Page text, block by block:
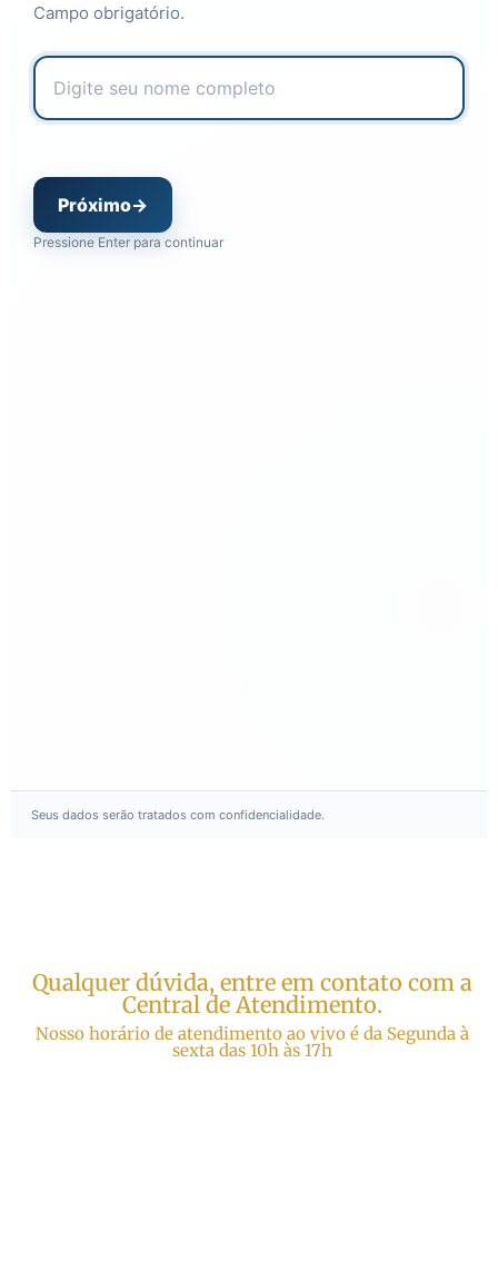
Campo obrigatório.
Próximo→
Pressione Enter para continuar
Seus dados serão tratados com confidencialidade.
Qualquer dúvida, entre em contato com a
Central de Atendimento.
Nosso horário de atendimento ao vivo é da Segunda à
sexta das 10h às 17h